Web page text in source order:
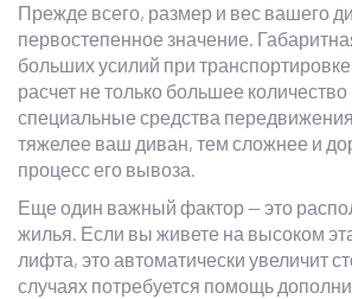
Прежде всего, размер и вес вашего
первостепенное значение.
больших усилий при
расчет не только большее количество
специальные средства
тяжелее ваш диван, тем сложнее и
процесс его вывоза.
Еще один важный фактор — это
жилья. Если вы живете на высоком
лифта, это автоматически увеличит
случаях потребуется помощь